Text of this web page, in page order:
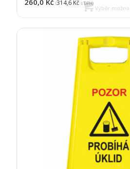
260,0 Kč (314,6Kčs DPH)
Výběr